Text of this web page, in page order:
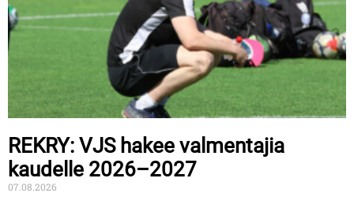
REKRY: VJS hakee valmentajia
kaudelle 2026–2027
07.08.2026